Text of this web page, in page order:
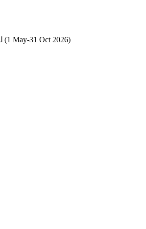
May-31 Oct 2026)